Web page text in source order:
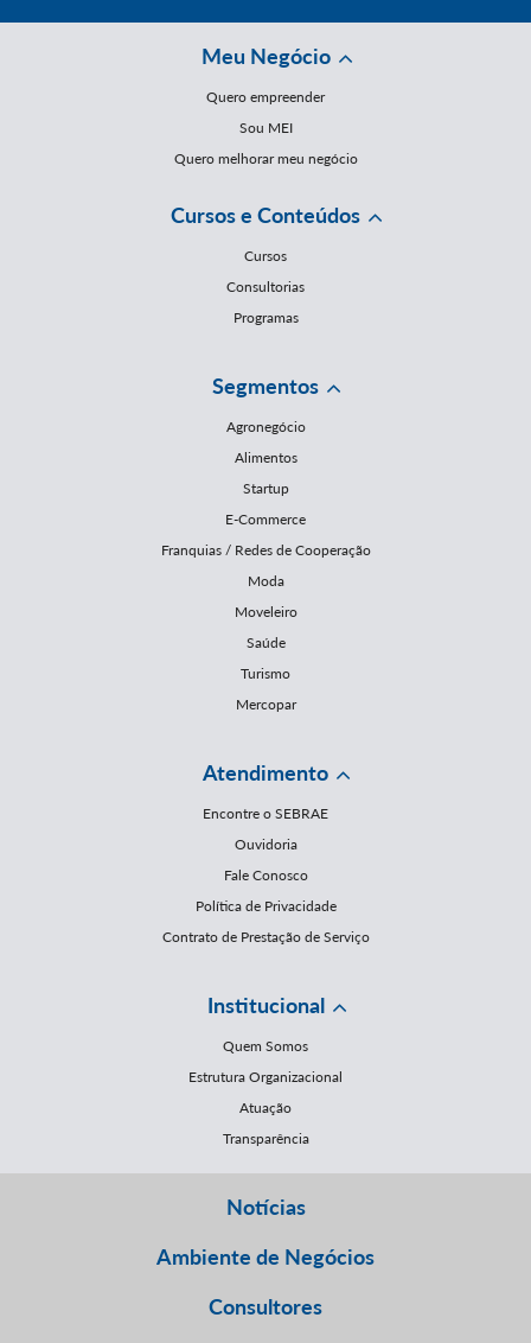
Meu Negócio
Quero empreender
Sou MEI
Quero melhorar meu negócio
Cursos e Conteúdos
Cursos
Consultorias
Programas
Segmentos
Agronegócio
Alimentos
Startup
E-Commerce
Franquias / Redes de Cooperação
Moda
Moveleiro
Saúde
Turismo
Mercopar
Atendimento
Encontre o SEBRAE
Ouvidoria
Fale Conosco
Política de Privacidade
Contrato de Prestação de Serviço
Institucional
Quem Somos
Estrutura Organizacional
Atuação
Transparência
Notícias
Ambiente de Negócios
Consultores